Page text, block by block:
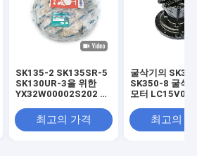
SK135-2 SK135SR-5
SK130UR-3을 위한
YX32W00002S202 고
최고의 가격
굴삭기의
SK350-8 굴삭
모터
최고의